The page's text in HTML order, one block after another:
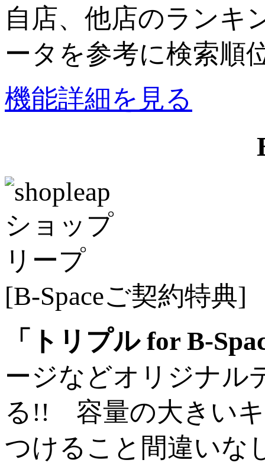
自店、他店のラン
ータを参考に検索順
機能詳細を見る
[B-Spaceご契約特典]
「トリプル for B-
ージなどオリジナル
る!! 容量の大きいキ
つけること間違いな